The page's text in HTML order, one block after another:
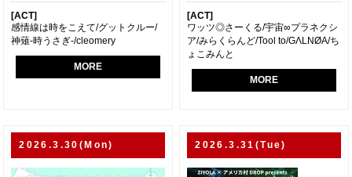
[ACT]
感情線は時をこえて/グットクルー/
神薙-時うさぎ-/cleomery
MORE
[ACT]
ワッツ◎さーくる/宇宙∞プラネクシ
ア/みらくらんど/Tool to/GΛLNØA/ち
ょこみんと
MORE
2026.3.30(Mon) 2026.3.31(Tue)